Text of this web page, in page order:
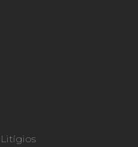
Litígios